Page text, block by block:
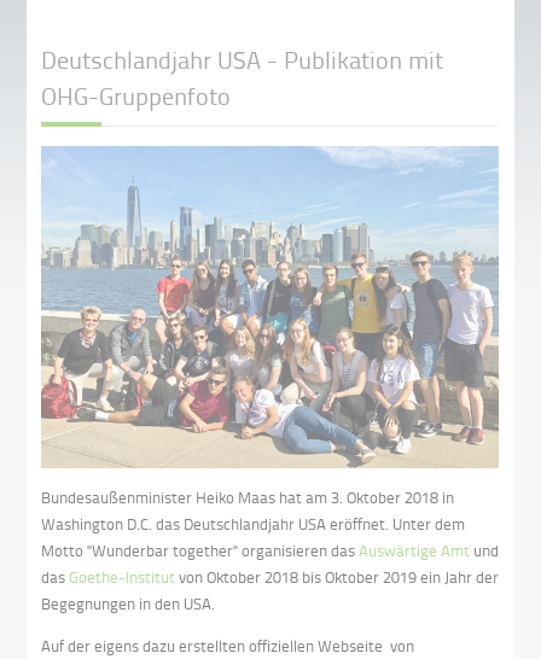
Deutschlandjahr USA - Publikation mit
OHG-Gruppenfoto
Bundesaußenminister Heiko Maas hat am 3. Oktober 2018 in
Washington D.C. das Deutschlandjahr USA eröffnet. Unter dem
Motto "Wunderbar together" organisieren dasAuswärtige Amt und
dasGoethe-Institutvon Oktober 2018 bis Oktober 2019 ein Jahr der
Begegnungen in den USA.
Auf der eigens dazu erstellten offiziellen Webseite von